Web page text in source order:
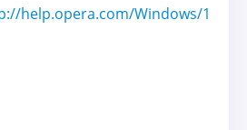
help.opera.com/Windows/11.50/